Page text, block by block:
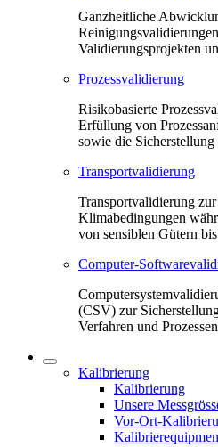
Ganzheitliche
Validierungsprojekten
Prozessvalidierung
Risikobasierte
Erfüllung von
sowie die
Transportvalidierung
Transportvalidierung
Klimabedingungen
von sensiblen Gütern
Computer-
(CSV) zur
Verfahren und
Kalibrierung
Kalibrierung
Unsere
Vor-Ort-